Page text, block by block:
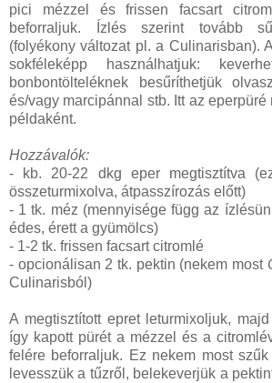
pici mézzel és frissen facsart
beforraljuk. Ízlés szerint tovább
(folyékony változat pl. a Culinarisban).
sokféleképp használhatjuk:
bonbontölteléknek besűríthetjük
és/vagy marcipánnal stb. Itt az eperpüré
példaként.
Hozzávalók:
- kb. 20-22 dkg eper megtisztítva
összeturmixolva, átpasszírozás előtt)
- 1 tk. méz (mennyisége függ az
édes, érett a gyümölcs)
- 1-2 tk. frissen facsart citromlé
- opcionálisan 2 tk. pektin (nekem most
Culinarisból)
A megtisztított epret leturmixoljuk,
így kapott pürét a mézzel és a
felére beforraljuk. Ez nekem most
levesszük a tűzről, belekeverjük a